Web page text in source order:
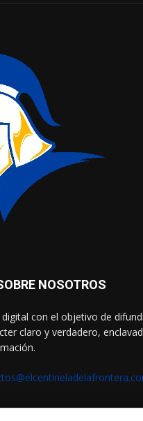
NOSOTROS
con el objetivo de
claro y verdadero,